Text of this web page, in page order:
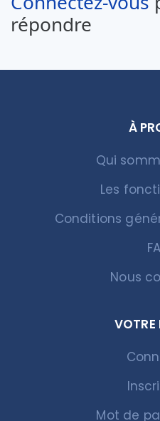
répondre
À
Qui
Les
Conditions
Nous
VOTRE
Mot de